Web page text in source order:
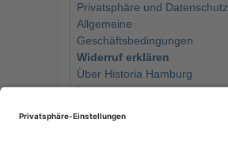
Privatsphäre und Datenschutz
Allgemeine
Geschäftsbedingungen
Widerruf erklären
Über Historia Hamburg
Impressum
Newsletter